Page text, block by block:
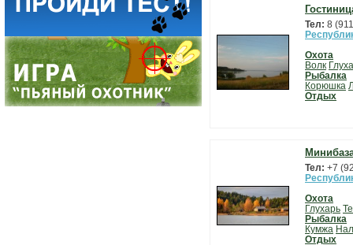
Тел: 8
Охота
Волк
Рыбалка
Корюшка
Отдых
Тел: +7
Охота
Глухарь
Рыбалка
Кумжа
Отдых